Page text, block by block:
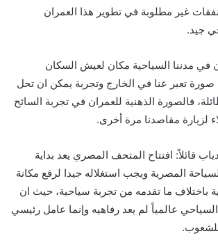
غير مطلوبة في تطوير هذا العمران
جيد.
في مدننا السياحية مكان لعيش السكان
صورة تعبر عنا في الخارج وتجربة يمكن ان تحل
فالصورة الذهنية للعمران في تجربة السائح
لزيارة مقاصدنا مرة أخرى.
قائلاً: افتتاح المتحف المصري يعد بداية
المصرية ويجب استغلاله جيدا لرفع مكانة
باختلاف ما تقدمه من تجربة سياحية، حيث ان
عالمياً لم يعد رفاهيه وإنما عامل رئيسي